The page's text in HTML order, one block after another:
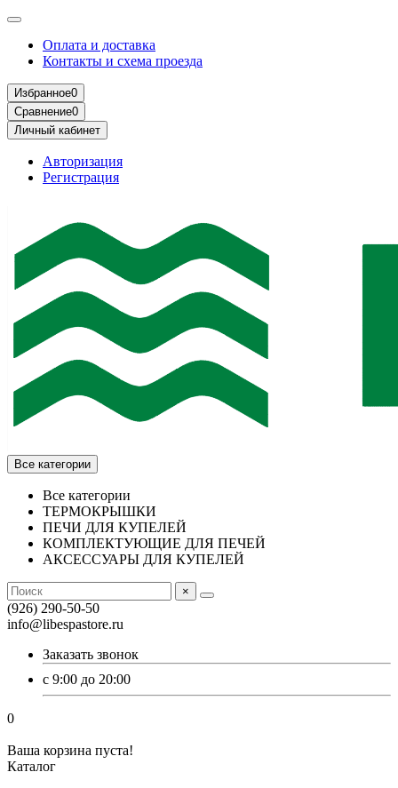
Оплата и доставка
Контакты и схема проезда
Избранное0
Сравнение0
Личный кабинет
Авторизация
Регистрация
Все категории
Все категории
ТЕРМОКРЫШКИ
ПЕЧИ ДЛЯ КУПЕЛЕЙ
КОМПЛЕКТУЮЩИЕ ДЛЯ ПЕЧЕЙ
АКСЕССУАРЫ ДЛЯ КУПЕЛЕЙ
×
(926) 290-50-50
info@libespastore.ru
Заказать звонок
с 9:00 до 20:00
0
Ваша корзина пуста!
Каталог